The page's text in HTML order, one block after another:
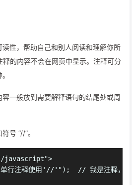
性，帮助自己和别人阅读和理解你所
的内容不会在网页中显示。注释可分
一般放到需要解释语句的结尾处或周
号 “//”。
javascript">
注释使用'//'");  // 我是注释，该